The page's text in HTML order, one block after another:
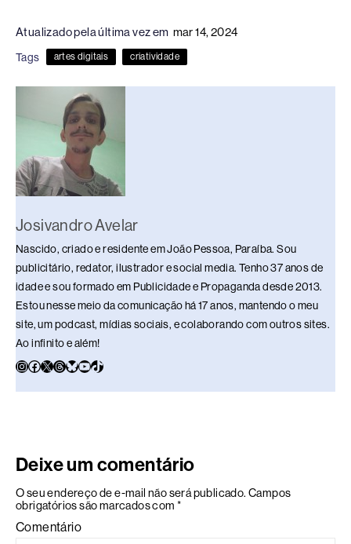
e
b
o
o
a
d
s
e
dI
n
sk
y
s
p
y
n
Atualizado pela última vez em mar 14, 2024
Tags artes digitais criatividade
Josivandro Avelar
Nascido, criado e residente em João Pessoa, Paraíba. Sou
publicitário, redator, ilustrador e social media. Tenho 37 anos de
idade e sou formado em Publicidade e Propaganda desde 2013.
Estou nesse meio da comunicação há 17 anos, mantendo o meu
site, um podcast, mídias sociais, e colaborando com outros sites.
Ao infinito e além!
Deixe um comentário
O seu endereço de e-mail não será publicado. Campos
obrigatórios são marcados com *
Comentário